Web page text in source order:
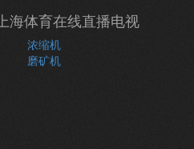
上海体育在线直播电视
浓缩机
磨矿机